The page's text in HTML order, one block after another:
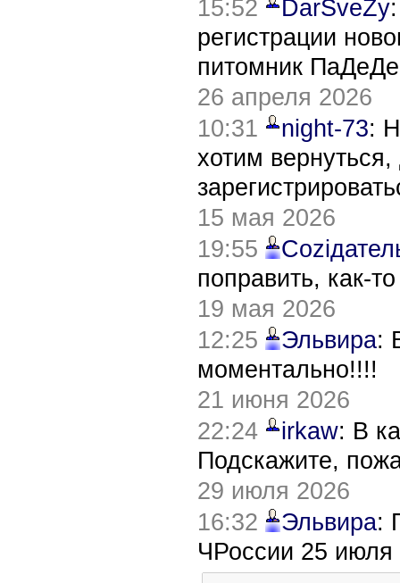
15:52
DarSveZy
регистрации
питомник
26 апреля 2026
10:31
night-73:
хотим
15 мая 2026
19:55
поправить, как-
19 мая 2026
12:25
Эльвира:
моментально!!!!
21 июня 2026
22:24
irkaw: В
Подскажите,
29 июля 2026
16:32
Эльвира:
ЧРоссии 25 июля